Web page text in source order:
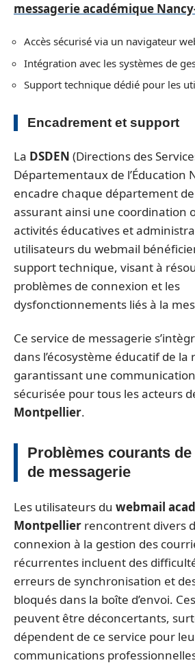
messagerie académique
Accès sécurisé via un navigateur
Intégration avec les systèmes de
Support technique dédié pour les
Encadrement et support
La DSDEN (Directions des
Départementaux de l’Éducation
encadre chaque département de
assurant ainsi une coordination
activités éducatives et
utilisateurs du webmail
support technique, visant à
problèmes de connexion et les
dysfonctionnements liés à la
Ce service de messagerie
dans l’écosystème éducatif de la
garantissant une
sécurisée pour tous les acteurs
Montpellier.
Problèmes courants
de messagerie
Les utilisateurs du webmail
Montpellier rencontrent divers
connexion à la gestion des
récurrentes incluent des
erreurs de synchronisation et
bloqués dans la boîte d’envoi.
peuvent être déconcertants,
dépendent de ce service pour
communications